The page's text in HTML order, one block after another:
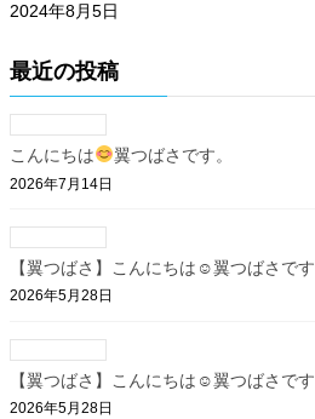
2024年8月5日
最近の投稿
こんにちは 翼つばさです。
2026年7月14日
【翼つばさ】こんにちは☺翼つばさです
2026年5月28日
【翼つばさ】こんにちは☺翼つばさです
2026年5月28日